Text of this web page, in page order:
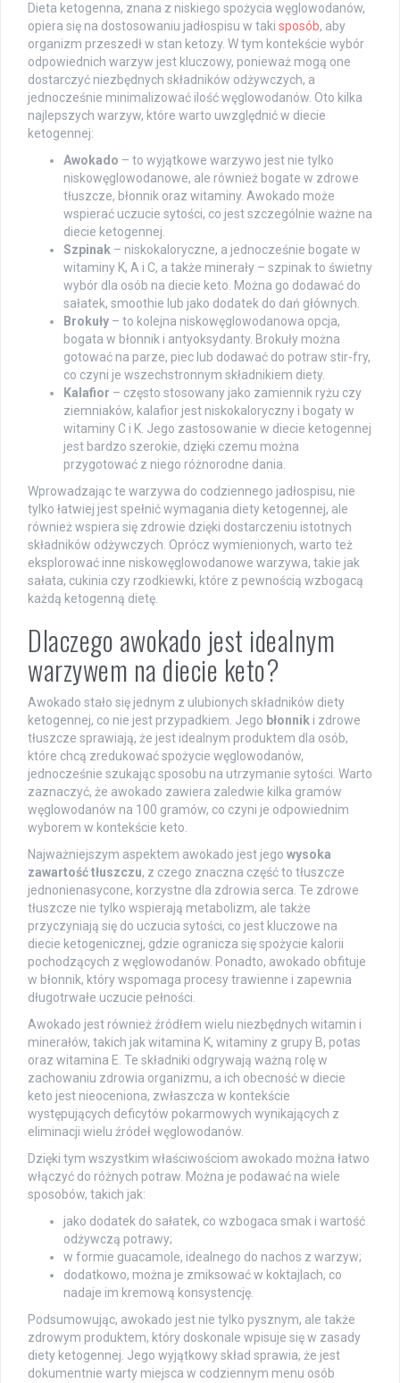
Dieta ketogenna, znana z niskiego spożycia węglowodanów,
opiera się na dostosowaniu jadłospisu w taki sposób, aby
organizm przeszedł w stan ketozy. W tym kontekście wybór
odpowiednich warzyw jest kluczowy, ponieważ mogą one
dostarczyć niezbędnych składników odżywczych, a
jednocześnie minimalizować ilość węglowodanów. Oto kilka
najlepszych warzyw, które warto uwzględnić w diecie
ketogennej:
Awokado – to wyjątkowe warzywo jest nie tylko
niskowęglowodanowe, ale również bogate w zdrowe
tłuszcze, błonnik oraz witaminy. Awokado może
wspierać uczucie sytości, co jest szczególnie ważne na
diecie ketogennej.
Szpinak – niskokaloryczne, a jednocześnie bogate w
witaminy K, A i C, a także minerały – szpinak to świetny
wybór dla osób na diecie keto. Można go dodawać do
sałatek, smoothie lub jako dodatek do dań głównych.
Brokuły – to kolejna niskowęglowodanowa opcja,
bogata w błonnik i antyoksydanty. Brokuły można
gotować na parze, piec lub dodawać do potraw stir-fry,
co czyni je wszechstronnym składnikiem diety.
Kalafior – często stosowany jako zamiennik ryżu czy
ziemniaków, kalafior jest niskokaloryczny i bogaty w
witaminy C i K. Jego zastosowanie w diecie ketogennej
jest bardzo szerokie, dzięki czemu można
przygotować z niego różnorodne dania.
Wprowadzając te warzywa do codziennego jadłospisu, nie
tylko łatwiej jest spełnić wymagania diety ketogennej, ale
również wspiera się zdrowie dzięki dostarczeniu istotnych
składników odżywczych. Oprócz wymienionych, warto też
eksplorować inne niskowęglowodanowe warzywa, takie jak
sałata, cukinia czy rzodkiewki, które z pewnością wzbogacą
każdą ketogenną dietę.
Dlaczego awokado jest idealnym
warzywem na diecie keto?
Awokado stało się jednym z ulubionych składników diety
ketogennej, co nie jest przypadkiem. Jego błonnik i zdrowe
tłuszcze sprawiają, że jest idealnym produktem dla osób,
które chcą zredukować spożycie węglowodanów,
jednocześnie szukając sposobu na utrzymanie sytości. Warto
zaznaczyć, że awokado zawiera zaledwie kilka gramów
węglowodanów na 100 gramów, co czyni je odpowiednim
wyborem w kontekście keto.
Najważniejszym aspektem awokado jest jego wysoka
zawartość tłuszczu, z czego znaczna część to tłuszcze
jednonienasycone, korzystne dla zdrowia serca. Te zdrowe
tłuszcze nie tylko wspierają metabolizm, ale także
przyczyniają się do uczucia sytości, co jest kluczowe na
diecie ketogenicznej, gdzie ogranicza się spożycie kalorii
pochodzących z węglowodanów. Ponadto, awokado obfituje
w błonnik, który wspomaga procesy trawienne i zapewnia
długotrwałe uczucie pełności.
Awokado jest również źródłem wielu niezbędnych witamin i
minerałów, takich jak witamina K, witaminy z grupy B, potas
oraz witamina E. Te składniki odgrywają ważną rolę w
zachowaniu zdrowia organizmu, a ich obecność w diecie
keto jest nieoceniona, zwłaszcza w kontekście
występujących deficytów pokarmowych wynikających z
eliminacji wielu źródeł węglowodanów.
Dzięki tym wszystkim właściwościom awokado można łatwo
włączyć do różnych potraw. Można je podawać na wiele
sposobów, takich jak:
jako dodatek do sałatek, co wzbogaca smak i wartość
odżywczą potrawy;
w formie guacamole, idealnego do nachos z warzyw;
dodatkowo, można je zmiksować w koktajlach, co
nadaje im kremową konsystencję.
Podsumowując, awokado jest nie tylko pysznym, ale także
zdrowym produktem, który doskonale wpisuje się w zasady
diety ketogennej. Jego wyjątkowy skład sprawia, że jest
dokumentnie warty miejsca w codziennym menu osób